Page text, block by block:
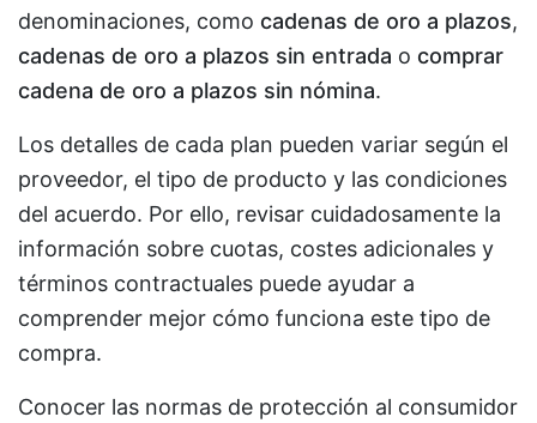
denominaciones, como cadenas de oro a plazos,
cadenas de oro a plazos sin entrada o comprar
cadena de oro a plazos sin nómina.
Los detalles de cada plan pueden variar según el
proveedor, el tipo de producto y las condiciones
del acuerdo. Por ello, revisar cuidadosamente la
información sobre cuotas, costes adicionales y
términos contractuales puede ayudar a
comprender mejor cómo funciona este tipo de
compra.
Conocer las normas de protección al consumidor